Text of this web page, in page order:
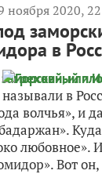
ноября 2020,
в
в
волчья», и
любовное».
Вот